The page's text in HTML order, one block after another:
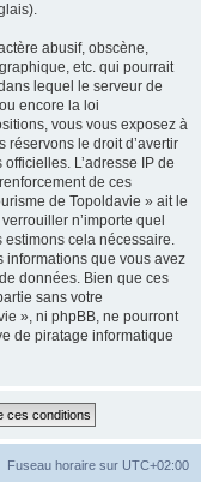
abusif, obscène,
etc. qui pourrait
lequel le serveur de
encore la loi
vous vous exposez à
réservons le droit d’avertir
L’adresse IP de
de ces
de Topoldavie » ait le
n’importe quel
estimons cela nécessaire.
informations que vous avez
données. Bien que ces
sans votre
», ni phpBB, ne pourront
de piratage informatique
Fuseau horaire sur UTC+02:00